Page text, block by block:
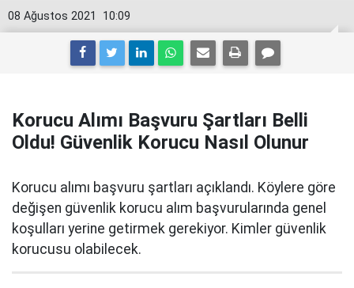
10:09
08 Ağustos 2021
Korucu Alımı Başvuru Şartları Belli
Oldu! Güvenlik Korucu Nasıl Olunur
Korucu alımı başvuru şartları açıklandı. Köylere göre
değişen güvenlik korucu alım başvurularında genel
koşulları yerine getirmek gerekiyor. Kimler güvenlik
korucusu olabilecek.